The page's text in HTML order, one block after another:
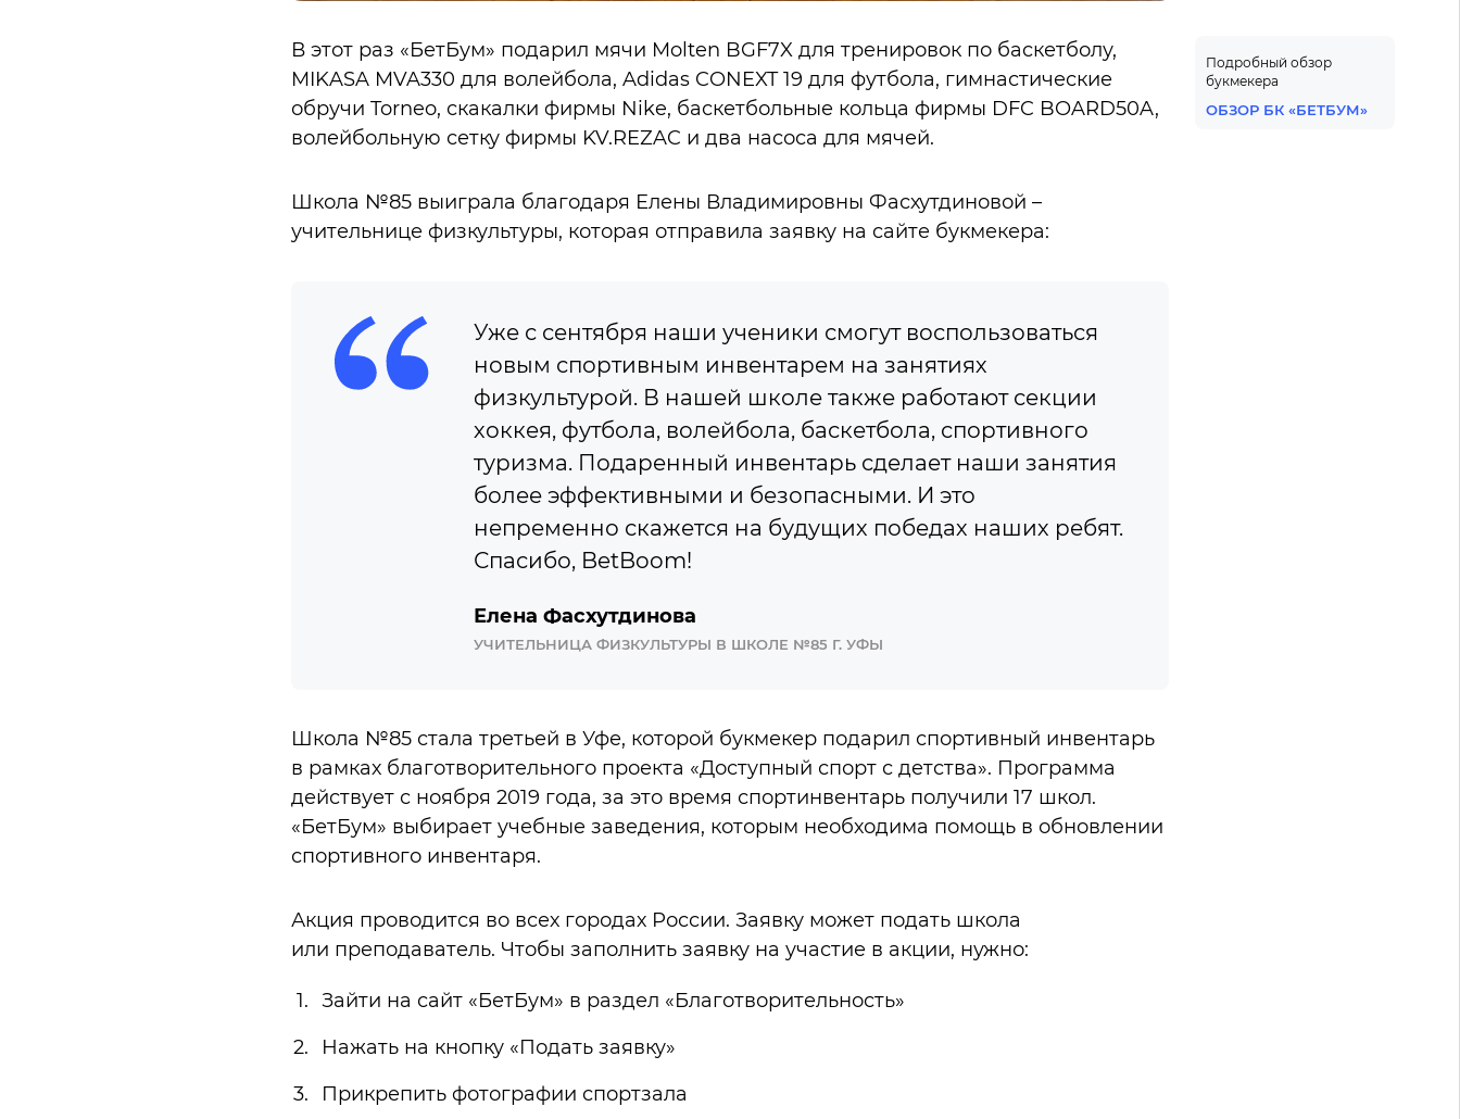
Подробный обзор
букмекера
ОБЗОР БК «БЕТБУМ»
В этот раз «БетБум» подарил мячи Molten BGF7X для тренировок по баскетболу,
MIKASA MVA330 для волейбола, Adidas CONEXT 19 для футбола, гимнастические
обручи Torneo, скакалки фирмы Nike, баскетбольные кольца фирмы DFC BOARD50A,
волейбольную сетку фирмы KV.REZAC и два насоса для мячей.
Школа №85 выиграла благодаря Елены Владимировны Фасхутдиновой –
учительнице физкультуры, которая отправила заявку на сайте букмекера:
Уже с сентября наши ученики смогут воспользоваться
новым спортивным инвентарем на занятиях
физкультурой. В нашей школе также работают секции
хоккея, футбола, волейбола, баскетбола, спортивного
туризма. Подаренный инвентарь сделает наши занятия
более эффективными и безопасными. И это
непременно скажется на будущих победах наших ребят.
Спасибо, BetBoom!
Елена Фасхутдинова
УЧИТЕЛЬНИЦА ФИЗКУЛЬТУРЫ В ШКОЛЕ №85 Г. УФЫ
Школа №85 стала третьей в Уфе, которой букмекер подарил спортивный инвентарь
в рамках благотворительного проекта «Доступный спорт с детства». Программа
действует с ноября 2019 года, за это время спортинвентарь получили 17 школ.
«БетБум» выбирает учебные заведения, которым необходима помощь в обновлении
спортивного инвентаря.
Акция проводится во всех городах России. Заявку может подать школа
или преподаватель. Чтобы заполнить заявку на участие в акции, нужно:
Зайти на сайт «БетБум» в раздел «Благотворительность»
Нажать на кнопку «Подать заявку»
Прикрепить фотографии спортзала